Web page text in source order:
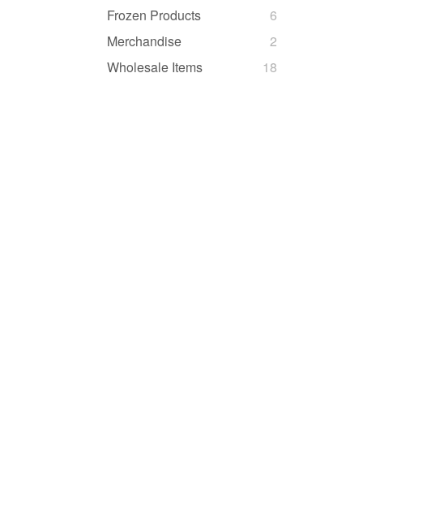
Frozen Products
6
Merchandise
2
Wholesale Items
18